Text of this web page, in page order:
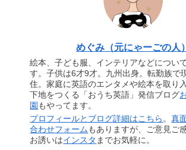
めぐみ（元にゃーごの人）
絵本、子ども服、インテリアなどについ
す。子供は6才9才。九州出身。転勤族で
住。家庭に英語のエンタメや絵本を取り
下地をつくる「おうち英語」発信ブログ
園 もやってます。
プロフィールとブログ詳細はこちら 。真
合わせフォームもありますが、ご意見ご
お誘いはインスタ までお気軽に。